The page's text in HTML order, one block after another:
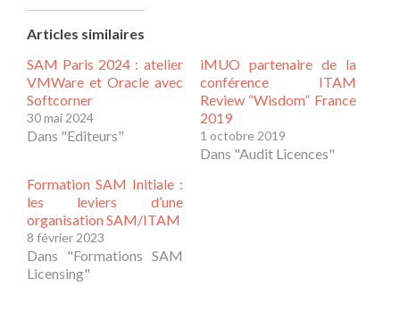
Twitter(ouvre
dans
une
fenêtre)
Facebook(ouvre
dans
une
fenêtre)
Articles similaires
SAM Paris 2024 : atelier
VMWare et Oracle avec
Softcorner
30 mai 2024
Dans "Editeurs"
iMUO partenaire de la
conférence ITAM
Review “Wisdom” France
2019
1 octobre 2019
Dans "Audit Licences"
Formation SAM Initiale :
les leviers d’une
organisation SAM/ITAM
8 février 2023
Dans "Formations SAM
Licensing"